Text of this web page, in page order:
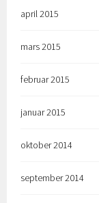
april 2015
mars 2015
februar 2015
januar 2015
oktober 2014
september 2014